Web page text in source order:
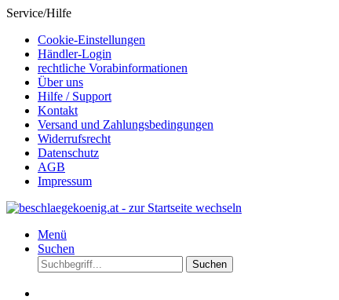
Service/Hilfe
Cookie-Einstellungen
Händler-Login
rechtliche Vorabinformationen
Über uns
Hilfe / Support
Kontakt
Versand und Zahlungsbedingungen
Widerrufsrecht
Datenschutz
AGB
Impressum
Menü
Suchen
Suchen